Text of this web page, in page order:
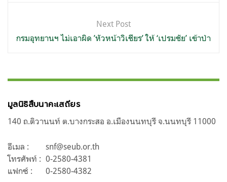
Next Post
กรมอุทยานฯ ไม่เอาผิด ’หัวหน้าวิเชียร’ ให้ ‘เปรมชัย’ เข้าป่า
มูลนิธิสืบนาคะเสถียร
140 ถ.ติวานนท์ ต.บางกระสอ อ.เมืองนนทบุรี จ.นนทบุรี 11000
อีเมล :
snf@seub.or.th
โทรศัพท์ : 0-2580-4381
แฟกซ์ :
0-2580-4382